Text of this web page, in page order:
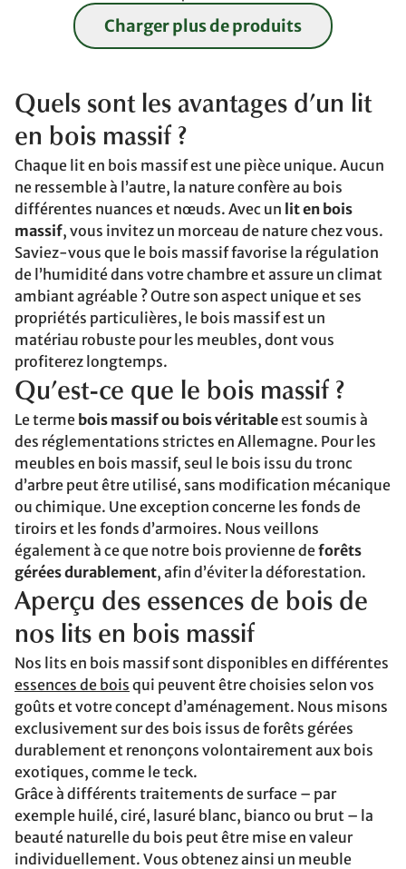
Charger plus de produits
Quels sont les avantages d’un lit
en bois massif ?
Chaque lit en bois massif est une pièce unique. Aucun
ne ressemble à l’autre, la nature confère au bois
différentes nuances et nœuds. Avec un lit en bois
massif, vous invitez un morceau de nature chez vous.
Saviez-vous que le bois massif favorise la régulation
de l’humidité dans votre chambre et assure un climat
ambiant agréable ? Outre son aspect unique et ses
propriétés particulières, le bois massif est un
matériau robuste pour les meubles, dont vous
profiterez longtemps.
Qu’est-ce que le bois massif ?
Le terme bois massif ou bois véritableest soumis à
des réglementations strictes en Allemagne. Pour les
meubles en bois massif, seul le bois issu du tronc
d’arbre peut être utilisé, sans modification mécanique
ou chimique. Une exception concerne les fonds de
tiroirs et les fonds d’armoires. Nous veillons
également à ce que notre bois provienne deforêts
gérées durablement, afin d’éviter la déforestation.
Aperçu des essences de bois de
nos lits en bois massif
Nos lits en bois massif sont disponibles en différentes
essences de bois qui peuvent être choisies selon vos
goûts et votre concept d’aménagement. Nous misons
exclusivement sur des bois issus de forêts gérées
durablement et renonçons volontairement aux bois
exotiques, comme le teck.
Grâce à différents traitements de surface – par
exemple huilé, ciré, lasuré blanc, bianco ou brut – la
beauté naturelle du bois peut être mise en valeur
individuellement. Vous obtenez ainsi un meuble